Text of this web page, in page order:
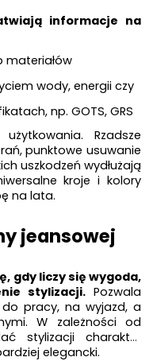
informacje na
materiałów
wody, energii czy
np. GOTS, GRS
Rzadsze
punktowe usuwanie
uszkodzeń wydłużają
kroje i kolory
na lata.
jeansowej
gdy liczy się wygoda,
stylizacji. Pozwala
pracy, na wyjazd, a
W zależności od
stylizacji charakter
elegancki.